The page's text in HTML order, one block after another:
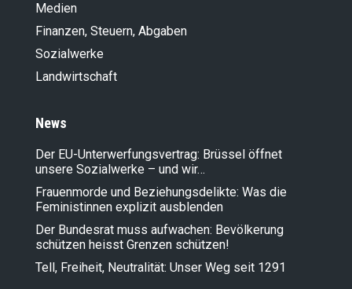
Medien
Finanzen, Steuern, Abgaben
Sozialwerke
Landwirt­schaft
News
Der EU-Unterwerfungsvertrag: Brüssel öffnet
unsere Sozialwerke – und wir…
Frauenmorde und Beziehungsdelikte: Was die
Feministinnen explizit ausblenden
Der Bundesrat muss aufwachen: Bevölkerung
schützen heisst Grenzen schützen!
Tell, Freiheit, Neutralität: Unser Weg seit 1291